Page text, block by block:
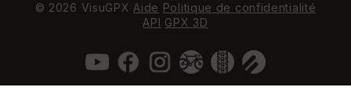
© 2026 VisuGPX Aide Politique de confidentialité
API GPX 3D